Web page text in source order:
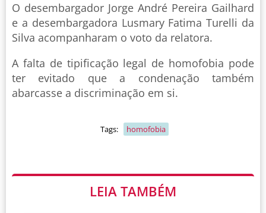
O desembargador Jorge André Pereira Gailhard
e a desembargadora Lusmary Fatima Turelli da
Silva acompanharam o voto da relatora.
A falta de tipificação legal de homofobia pode
ter evitado que a condenação também
abarcasse a discriminação em si.
Tags: homofobia
LEIA TAMBÉM